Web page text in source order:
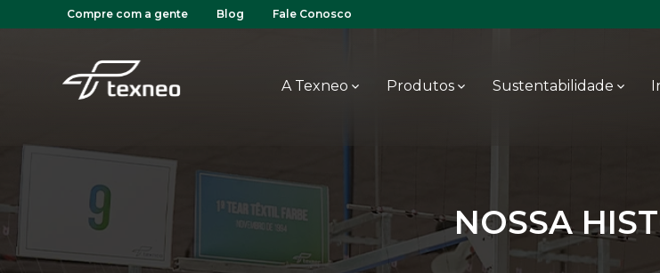
Compre com a gente Blog Fale Conosco
A Texneo Produtos Sustentabilidade
NOSSA